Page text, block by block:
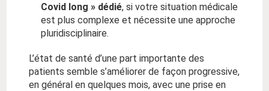
Covid long » dédié, si votre situation médicale
est plus complexe et nécessite une approche
pluridisciplinaire.
L’état de santé d’une part importante des
patients semble s’améliorer de façon progressive,
en général en quelques mois, avec une prise en